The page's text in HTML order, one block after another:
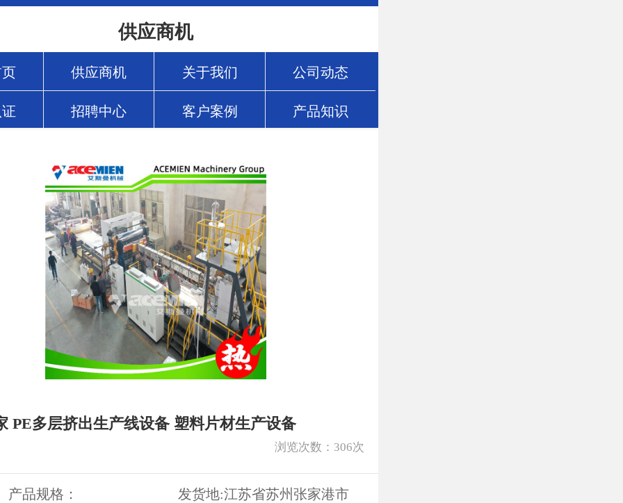
供应商机
供应商机 关于我们 公司动态
招聘中心 客户案例 产品知识
PE多层挤出生产线设备 塑料片材生产设备
浏览次数： 306次
产品规格： 发货地:江苏省苏州张家港市